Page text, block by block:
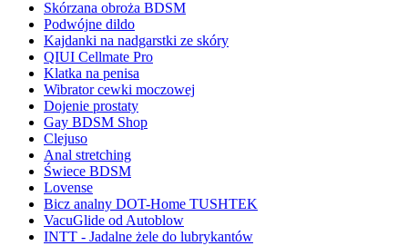
Skórzana obroża BDSM
Podwójne dildo
Kajdanki na nadgarstki ze skóry
QIUI Cellmate Pro
Klatka na penisa
Wibrator cewki moczowej
Dojenie prostaty
Gay BDSM Shop
Clejuso
Anal stretching
Świece BDSM
Lovense
Bicz analny DOT-Home TUSHTEK
VacuGlide od Autoblow
INTT - Jadalne żele do lubrykantów